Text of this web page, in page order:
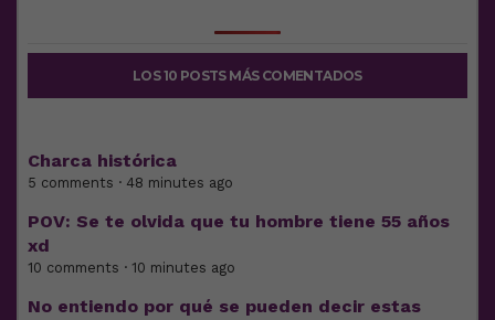
LOS 10 POSTS MÁS COMENTADOS
Charca histórica
5 comments · 48 minutes ago
POV: Se te olvida que tu hombre tiene 55 años
xd
10 comments · 10 minutes ago
No entiendo por qué se pueden decir estas